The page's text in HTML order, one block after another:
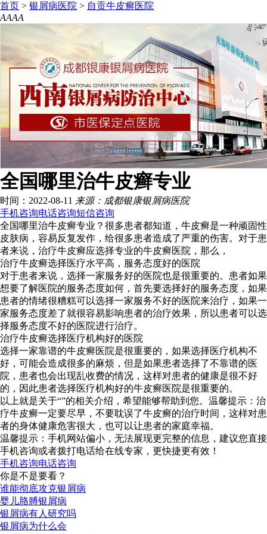
首页 > 银屑病医院 > 自贡牛皮癣医院
AAAA
全国哪里治牛皮癣专业
时间：2022-08-11 来源：成都银康银屑病医院
手机咨询电话咨询短信咨询
全国哪里治牛皮癣专业？很多患者都知道，牛皮癣是一种顽固性
皮肤病，容易反复发作，给很多患者造成了严重的伤害。对于患
者来说，治疗牛皮癣应选择专业的牛皮癣医院，那么，
治疗牛皮癣选择医疗水平高，服务态度好的医院
对于患者来说，选择一家服务好的医院也是很重要的。患者如果
想要了解医院的服务态度如何，首先要选择好的服务态度，如果
患者的情绪很糟糕可以选择一家服务不好的医院来治疗，如果一
家服务态度差了就很容易影响患者的治疗效果，所以患者可以选
择服务态度不好的医院进行治疗。
治疗牛皮癣选择医疗机构好的医院
选择一家靠谱的牛皮癣医院是很重要的，如果选择医疗机构不
好，可能会造成很多的麻烦，但是如果患者选择了不靠谱的医
院，患者也会出现乱收费的情况，这样对患者的健康是很不好
的，因此患者选择医疗机构好的牛皮癣医院是很重要的。
以上就是关于“”的相关介绍，希望能够帮助到您。温馨提示：治
疗牛皮癣一定要尽早，不要耽误了牛皮癣的治疗时间，这样对患
者的身体健康危害很大，也可以让患者的家庭幸福。
温馨提示：手机网站偏小，无法展现更完整的信息，建议您直接
手机咨询或者拨打电话给在线专家，更快捷更有效！
手机咨询电话咨询
你是不是要看？
谁能彻底攻克银屑病
婴儿胳膊银屑病
银屑病有人研究吗
银屑病为什么会